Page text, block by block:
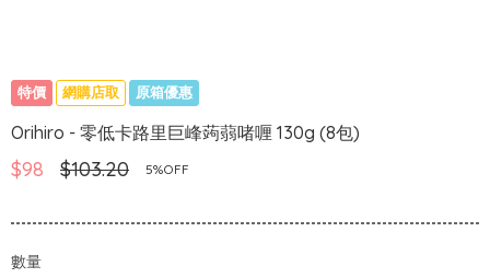
特價 網購店取 原箱優惠
Orihiro - 零低卡路里巨峰蒟蒻啫喱 130g (8包)
$98 $103.20 5%OFF
數量